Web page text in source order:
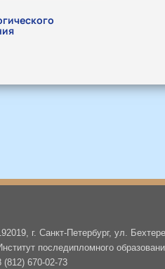
г. Санкт-Петербург, ул.
последипломного
(812) 670-02-73